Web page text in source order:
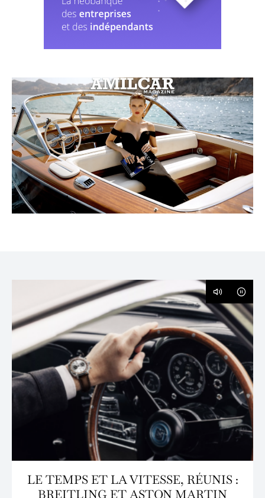
LE TEMPS ET LA VITESSE, RÉUNIS :
BREITLING ET ASTON MARTIN